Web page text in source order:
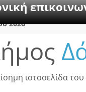
2026
ιστοσελίδα